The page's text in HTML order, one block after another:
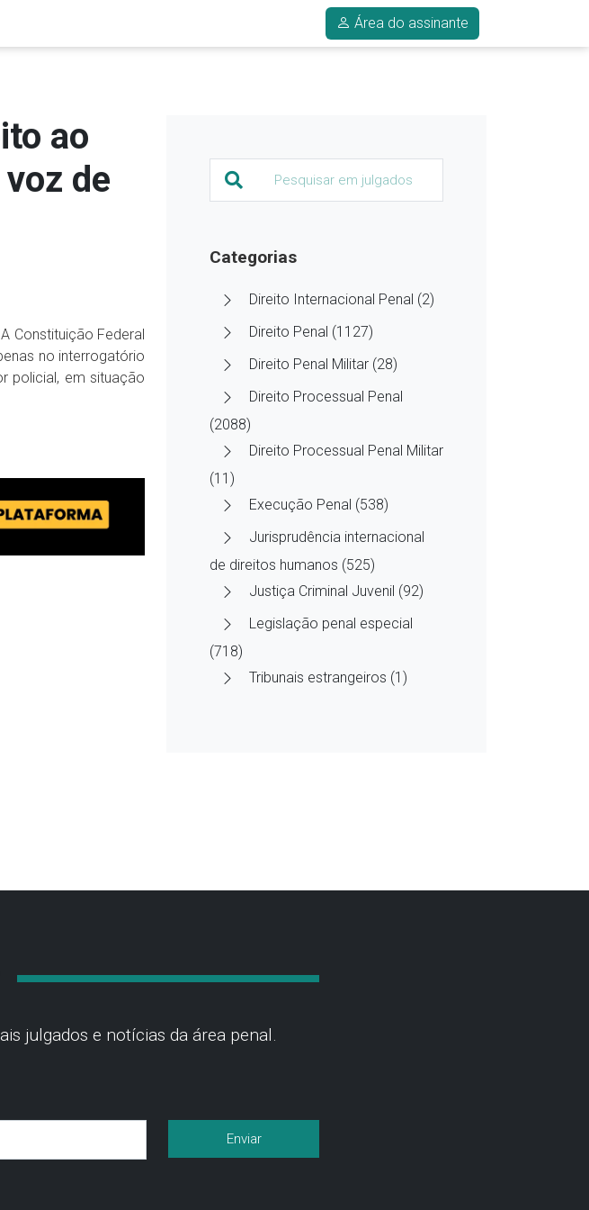
Área do assinante
ao
de
A Constituição Federal
no interrogatório
policial, em situação
Categorias
Direito Internacional Penal (2)
Direito Penal (1127)
Direito Penal Militar (28)
Direito Processual Penal
(2088)
Direito Processual Penal Militar
(11)
Execução Penal (538)
Jurisprudência internacional
de direitos humanos (525)
Justiça Criminal Juvenil (92)
Legislação penal especial
(718)
Tribunais estrangeiros (1)
julgados e notícias da área penal.